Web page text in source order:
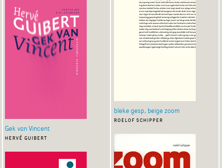
Gek van Vincent
hervé guibert
bleke gesp, beige zoom
roelof schipper